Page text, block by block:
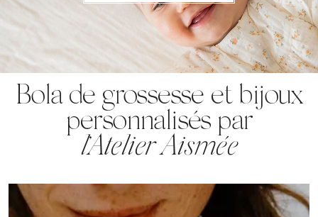
Bola de grossesse et bijoux
personnalisés par
l’Atelier Aismée